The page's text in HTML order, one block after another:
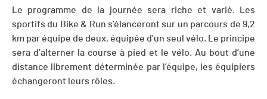
Le programme de la journée sera riche et varié. Les
sportifs du Bike & Run s’élanceront sur un parcours de 9,2
km par équipe de deux, équipée d’un seul vélo. Le principe
sera d’alterner la course à pied et le vélo. Au bout d’une
distance librement déterminée par l’équipe, les équipiers
échangeront leurs rôles.